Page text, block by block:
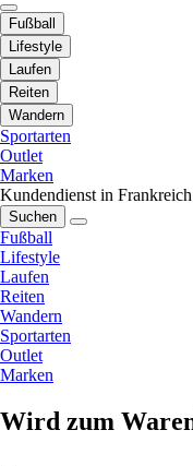
Fußball
Lifestyle
Laufen
Reiten
Wandern
Sportarten
Outlet
Marken
Kundendienst in Frankreich
Suchen
Fußball
Lifestyle
Laufen
Reiten
Wandern
Sportarten
Outlet
Marken
Wird zum